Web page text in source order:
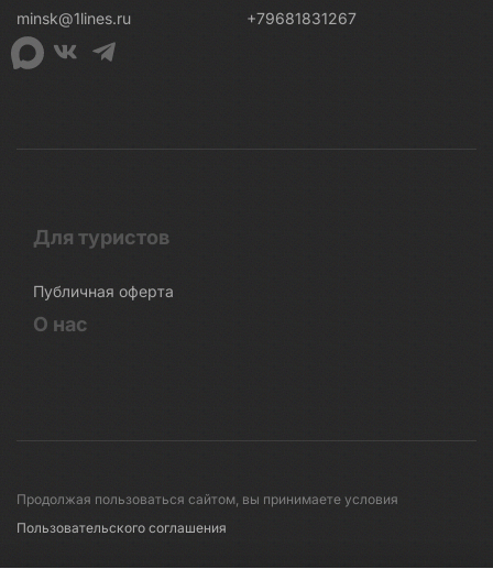
minsk@1lines.ru
+79681831267
Для туристов
Публичная оферта
О нас
Продолжая пользоваться сайтом, вы принимаете условия
Пользовательского соглашения
© 2008-2026 Первые линии